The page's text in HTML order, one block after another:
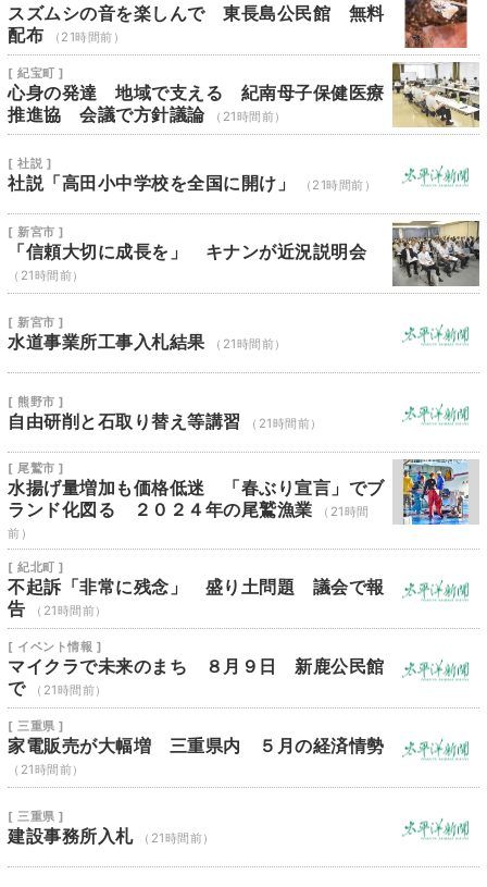
スズムシの音を楽しんで 東長島公民館 無料
配布
（21時間前）
[ 紀宝町 ]
心身の発達 地域で支える 紀南母子保健医療
推進協 会議で方針議論
（21時間前）
[ 社説 ]
社説「高田小中学校を全国に開け」 （21時間前）
[ 新宮市 ]
「信頼大切に成長を」 キナンが近況説明会
（21時間前）
[ 新宮市 ]
水道事業所工事入札結果 （21時間前）
[ 熊野市 ]
自由研削と石取り替え等講習 （21時間前）
[ 尾鷲市 ]
水揚げ量増加も価格低迷 「春ぶり宣言」でブ
ランド化図る ２０２４年の尾鷲漁業
（21時間
前）
[ 紀北町 ]
不起訴「非常に残念」 盛り土問題 議会で報
告
（21時間前）
[ イベント情報 ]
マイクラで未来のまち ８月９日 新鹿公民館
で
（21時間前）
[ 三重県 ]
家電販売が大幅増 三重県内 ５月の経済情勢
（21時間前）
[ 三重県 ]
建設事務所入札 （21時間前）